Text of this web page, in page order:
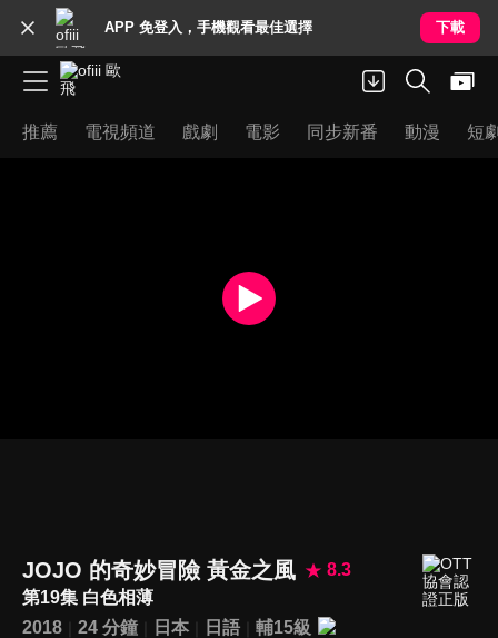
APP 免登入，手機觀看最佳選擇 下載
推薦 電視頻道 戲劇 電影 同步新番 動漫 短
JOJO 的奇妙冒險 黃金之風
8.3
第19集 白色相薄
2018
24 分鐘 日本 日語
輔15級